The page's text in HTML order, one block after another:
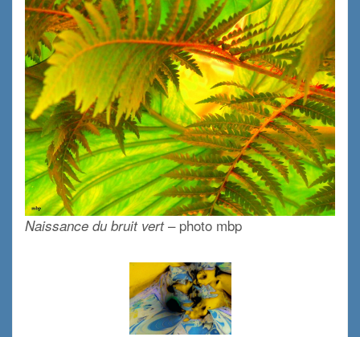
Naissance du bruit vert– photo mbp